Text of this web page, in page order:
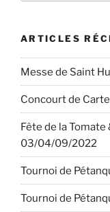
ARTICLES
Messe de Saint
Concourt de
Fête de la
03/04/09/2022
Tournoi de
Tournoi de